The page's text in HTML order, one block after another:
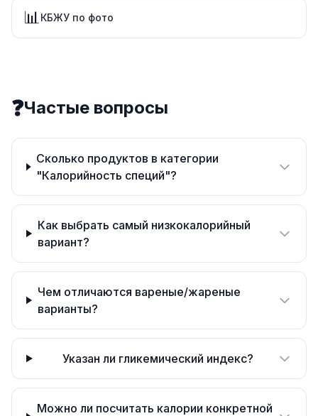
📊КБЖУ по фото
❓Частые вопросы
Сколько продуктов в категории
"Калорийность специй"?
Как выбрать самый низкокалорийный
вариант?
Чем отличаются вареные/жареные
варианты?
Указан ли гликемический индекс?
Можно ли посчитать калории конкретной